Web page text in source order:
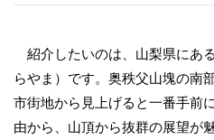
紹介したいのは、山梨県にあ
らやま）です。奥秩父山塊の南
市街地から見上げると一番手前
由から、山頂から抜群の展望が